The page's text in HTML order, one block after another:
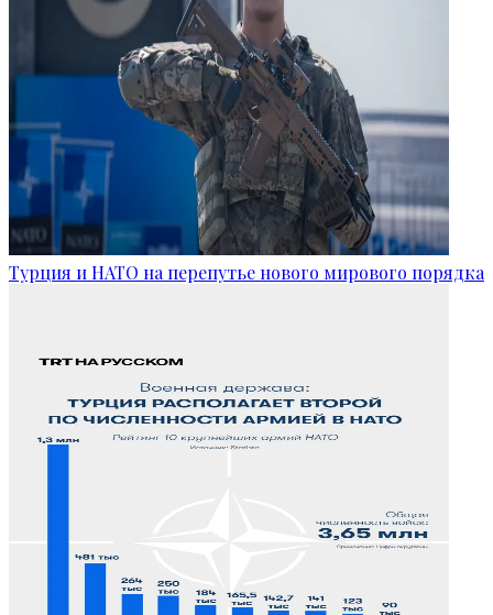
Турция и НАТО на перепутье нового мирового порядка